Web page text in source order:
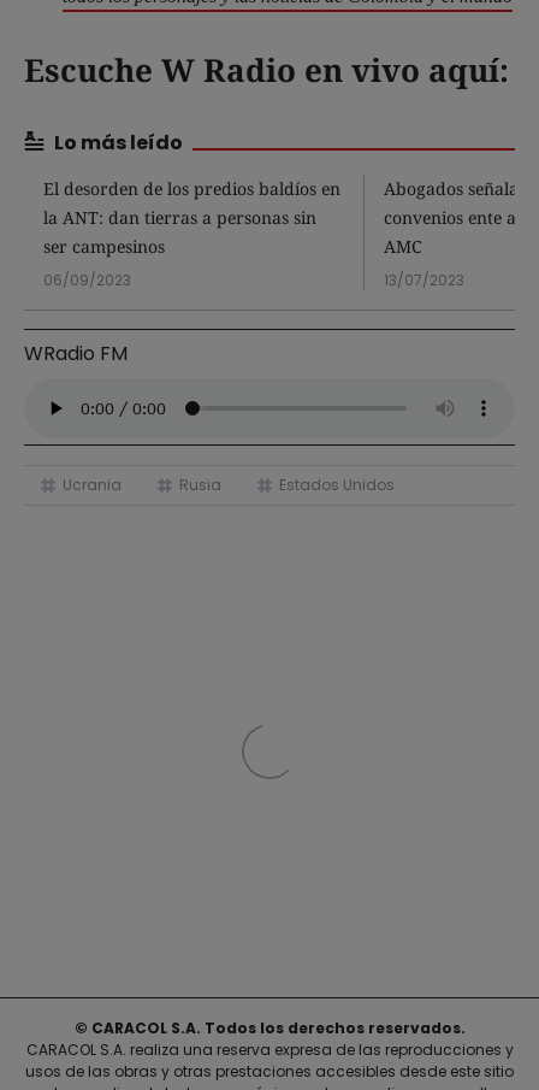
Escuche W Radio en vivo aquí:
Lo más leído
El desorden de los predios baldíos en
la ANT: dan tierras a personas sin
ser campesinos
06/09/2023
Abogados
convenios ente
AMC
13/07/2023
WRadio FM
Ucrania Rusia Estados Unidos
© CARACOL S.A. Todos los derechos reservados.
CARACOL S.A. realiza una reserva expresa de las reproducciones y
usos de las obras y otras prestaciones accesibles desde este sitio